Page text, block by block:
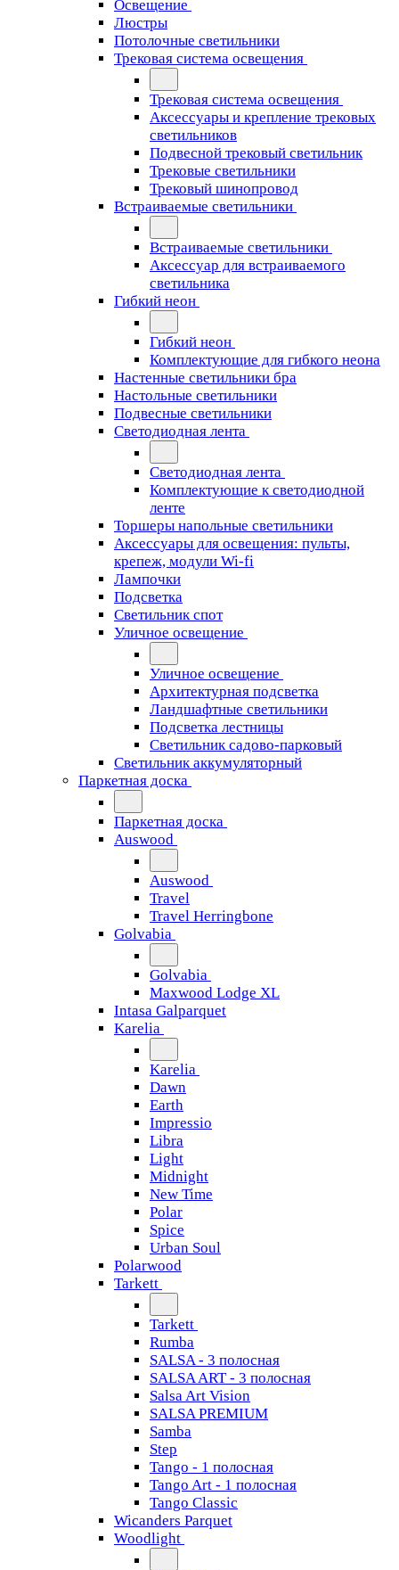
Освещение
Люстры
Потолочные светильники
Трековая система освещения
Трековая система освещения
Аксессуары и крепление трековых
светильников
Подвесной трековый светильник
Трековые светильники
Трековый шинопровод
Встраиваемые светильники
Встраиваемые светильники
Аксессуар для встраиваемого
светильника
Гибкий неон
Гибкий неон
Комплектующие для гибкого неона
Настенные светильники бра
Настольные светильники
Подвесные светильники
Светодиодная лента
Светодиодная лента
Комплектующие к светодиодной
ленте
Торшеры напольные светильники
Аксессуары для освещения: пульты,
крепеж, модули Wi-fi
Лампочки
Подсветка
Светильник спот
Уличное освещение
Уличное освещение
Архитектурная подсветка
Ландшафтные светильники
Подсветка лестницы
Светильник садово-парковый
Светильник аккумуляторный
Паркетная доска
Паркетная доска
Auswood
Auswood
Travel
Travel Herringbone
Golvabia
Golvabia
Maxwood Lodge XL
Intasa Galparquet
Karelia
Karelia
Dawn
Earth
Impressio
Libra
Light
Midnight
New Time
Polar
Spice
Urban Soul
Polarwood
Tarkett
Tarkett
Rumba
SALSA - 3 полосная
SALSA ART - 3 полосная
Salsa Art Vision
SALSA PREMIUM
Samba
Step
Tango - 1 полосная
Tango Art - 1 полосная
Tango Classiс
Wicanders Parquet
Woodlight